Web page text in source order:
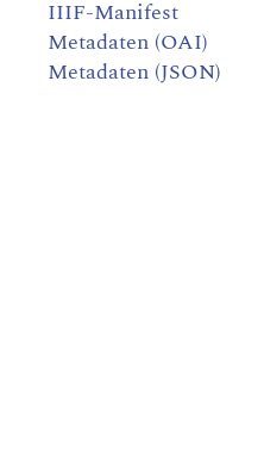
IIIF-Manifest
Metadaten (OAI)
Metadaten (JSON)